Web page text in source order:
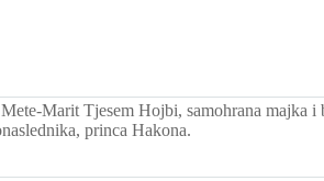
Mete-Marit Tjesem Hojbi, samohrana majka i
princa Hakona.